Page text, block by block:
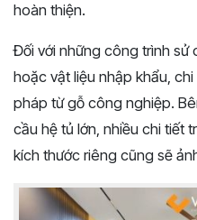
hoàn thiện.
Đối với những công trình sử
hoặc vật liệu nhập khẩu,
pháp từ gỗ công nghiệp.
cầu hệ tủ lớn, nhiều chi tiết
kích thước riêng cũng sẽ